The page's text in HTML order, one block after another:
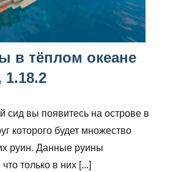
в тёплом океане
1.18.2
сид вы появитесь на острове в
которого будет множество
руин. Данные руины
только в них [...]